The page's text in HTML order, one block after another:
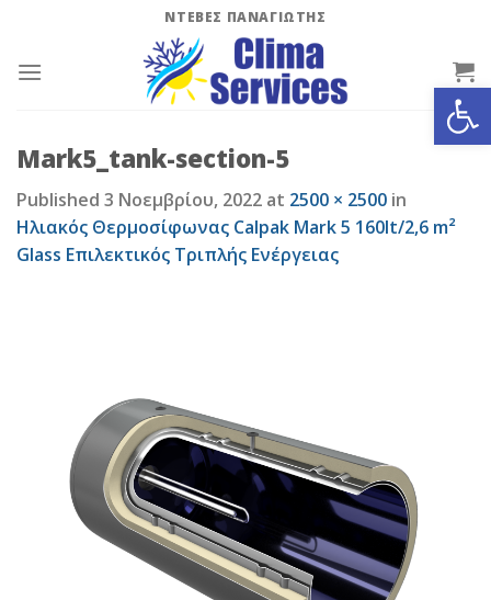
content
ΝΤΕΒΕΣ ΠΑΝΑΓΙΩΤΗΣ
Mark5_tank-section-5
Published 3 Νοεμβρίου, 2022 at 2500 × 2500 in
Ηλιακός Θερμοσίφωνας Calpak Mark 5 160lt/2,6 m²
Glass Επιλεκτικός Τριπλής Ενέργειας